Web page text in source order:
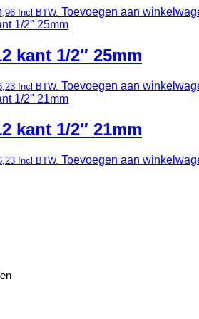
Incl BTW. Toevoegen aan
kant 1/2″ 25mm
Incl BTW. Toevoegen aan
kant 1/2″ 21mm
Incl BTW. Toevoegen aan